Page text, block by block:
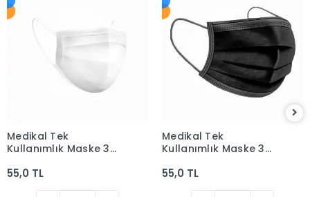
Medikal Tek
Kullanımlık Maske 3
Filtreli 50'li Kutu -
55,0 TL
Medikal Tek
Kullanımlık Maske 3
Filtreli 50'li Kutu - Siyah
55,0 TL